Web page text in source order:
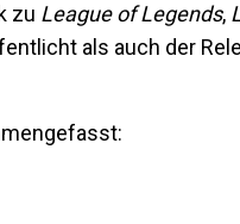
zu League of Legends,
als auch der